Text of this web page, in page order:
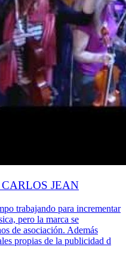
JEAN
trabajando para incrementar
pero la marca se
de asociación. Además
propias de la publicidad d